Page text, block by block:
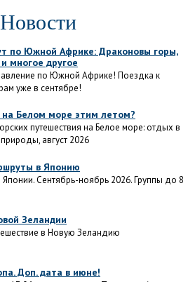
Новости
по Южной Африке: Драконовы горы,
многое другое
по Южной Африке! Поездка к
уже в сентябре!
на Белом море этим летом?
путешествия на Белое море: отдых в
август 2026
в Японию
Японии. Сентябрь-ноябрь 2026. Группы до 8
Зеландии
в Новую Зеландию
Доп. дата в июне!